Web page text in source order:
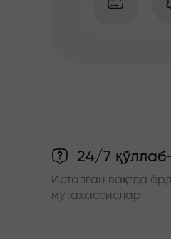
24/7
Исталган вақтда
мутахассислар